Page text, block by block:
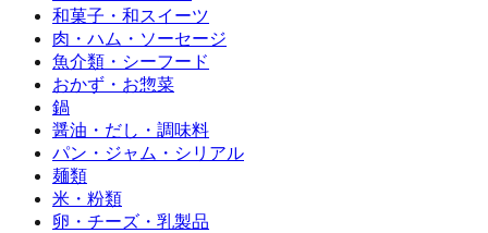
和菓子・和スイーツ
肉・ハム・ソーセージ
魚介類・シーフード
おかず・お惣菜
鍋
醤油・だし・調味料
パン・ジャム・シリアル
麺類
米・粉類
卵・チーズ・乳製品